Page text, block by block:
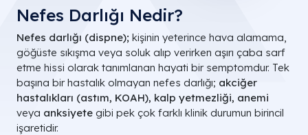
Nefes Darlığı Nedir?
Nefes darlığı (dispne); kişinin yeterince hava alamama,
göğüste sıkışma veya soluk alıp verirken aşırı çaba sarf
etme hissi olarak tanımlanan hayati bir semptomdur. Tek
başına bir hastalık olmayan nefes darlığı; akciğer
hastalıkları (astım, KOAH), kalp yetmezliği, anemi
veya anksiyete gibi pek çok farklı klinik durumun birincil
işaretidir.